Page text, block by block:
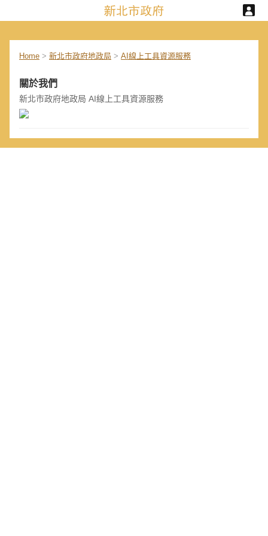
Home > 新北市政府地政局 > AI線上工具資源服務
關於我們
新北市政府地政局 AI線上工具資源服務